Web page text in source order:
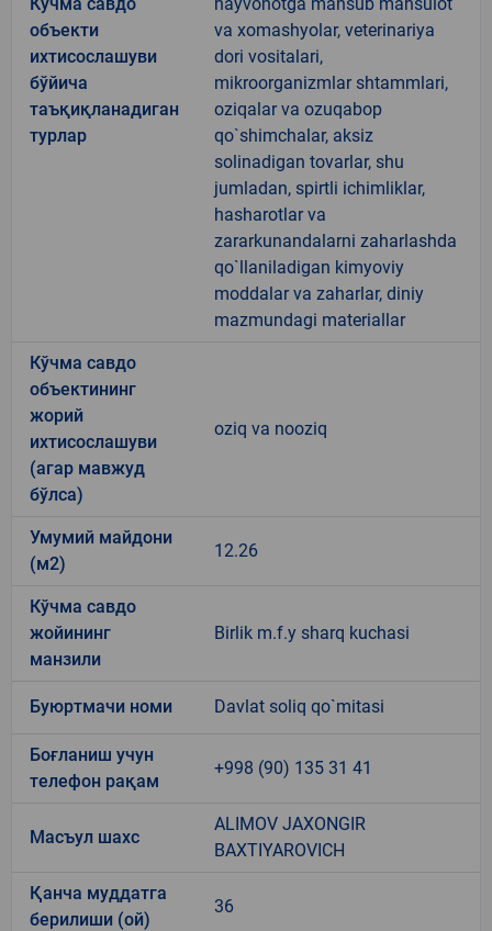
объекти
ихтисослашуви
бўйича
таъқиқланадиган
турлар
va xomashyolar, veterinariya
dori vositalari,
mikroorganizmlar shtammlari,
oziqalar va ozuqabop
qo`shimchalar, aksiz
solinadigan tovarlar, shu
jumladan, spirtli ichimliklar,
hasharotlar va
zararkunandalarni zaharlashda
qo`llaniladigan kimyoviy
moddalar va zaharlar, diniy
mazmundagi materiallar
Кўчма савдо
объектининг
жорий
ихтисослашуви
(агар мавжуд
бўлса)
oziq va nooziq
Умумий майдони
(м2)
12.26
Кўчма савдо
жойининг
манзили
Birlik m.f.y sharq kuchasi
Буюртмачи номи Davlat soliq qo`mitasi
Боғланиш учун
телефон рақам
+998 (90) 135 31 41
Масъул шахс
ALIMOV JAXONGIR
BAXTIYAROVICH
Қанча муддатга
берилиши (ой)
36